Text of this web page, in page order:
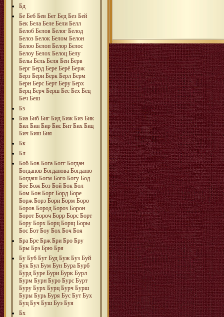
Бд
Бе Беб Бев Бег Бед Без Бей
Бек Бела Беле Бели Белл
Белоб Белов Белог Белод
Белоз Белок Белом Белон
Белоо Белоп Белор Белос
Белоу Белох Белоц Белу
Белы Бель Беля Бен Берв
Берг Берд Бере Берё Берж
Берз Бери Берк Берл Берм
Берн Берс Берт Беру Берх
Берц Берч Берш Бес Бех Бец
Беч Беш
Бз
Биа Биб Биг Бид Биж Биз Бик
Бил Бин Бир Бис Бит Бих Биц
Бич Биш Бия
Бк
Бл
Боб Бов Бога Богг Богдан
Богданов Богданова Богданю
Богдаш Богм Бого Богу Бод
Бое Бож Боз Бой Бок Бол
Бом Бон Борг Борд Боре
Борж Борз Бори Борм Боро
Боров Бород Бороз Борон
Борот Бороч Борр Борс Борт
Бору Борх Борц Борщ Боры
Бос Бот Боу Бох Боч Боя
Бра Бре Брж Бри Бро Бру
Бры Брэ Брю Бря
Бу Буб Буг Буд Буж Буз Буй
Бук Бул Бум Бун Бура Бурб
Бурд Буре Бури Бурк Бурл
Бурм Бурн Буро Бурс Бурт
Буру Бурх Бурц Бурч Бурш
Буры Бурь Буря Бус Бут Бух
Буц Буч Буш Буэ Буя
Бх